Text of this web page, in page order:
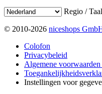
Regio /
© 2010-2026 niceshops
Colofon
Privacybeleid
Algemene
Instellingen voor